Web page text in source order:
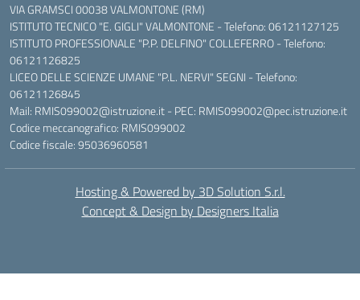
VIA GRAMSCI 00038 VALMONTONE (RM)
ISTITUTO TECNICO "E. GIGLI" VALMONTONE - Telefono: 06121127125
ISTITUTO PROFESSIONALE "P.P. DELFINO" COLLEFERRO - Telefono:
06121126825
LICEO DELLE SCIENZE UMANE "P.L. NERVI" SEGNI - Telefono:
06121126845
Mail: RMIS099002@istruzione.it - PEC: RMIS099002@pec.istruzione.it
Codice meccanografico: RMIS099002
Codice fiscale: 95036960581
Hosting & Powered by 3D Solution S.r.l.
Concept & Design by Designers Italia